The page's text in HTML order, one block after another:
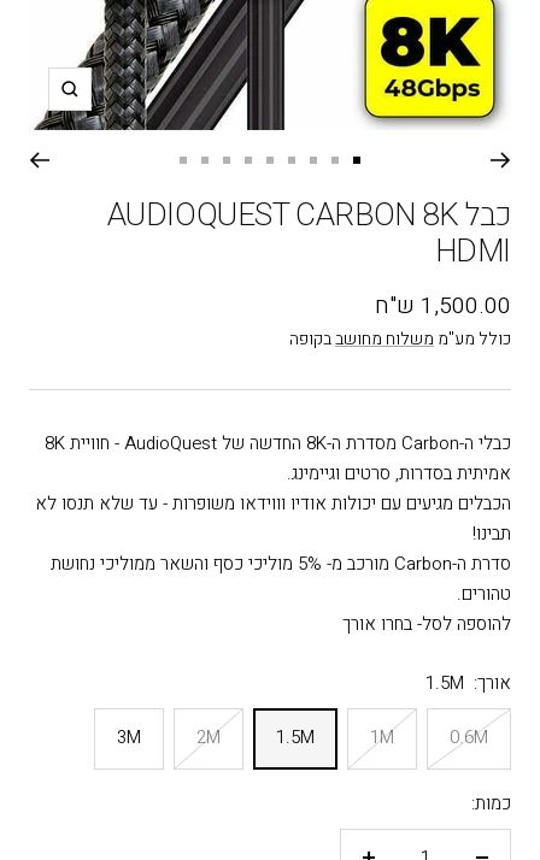
תקריב
שקופית
1
שקופית
2
שקופית
3
שקופית
שקופית
5
שקופית
6
שקופית
7
שקופית
8
שקופית
9
כבל AUDIOQUEST CARBON 8K
HDMI
מחיר
בהנחה
1,500.00 ש"ח
כולל מע"מ משלוח מחושבבקופה
כבלי ה-Carbon מסדרת ה-8K החדשה של AudioQuest - חוויית 8K
אמיתית בסדרות, סרטים וגיימינג.
הכבלים מגיעים עם יכולות אודיו וווידאו משופרות - עד שלא תנסו לא
תבינו!
סדרת ה-Carbon מורכב מ- 5% מוליכי כסף והשאר ממוליכי נחושת
טהורים.
להוספה לסל- בחרו אורך
אורך: 1.5M
0.6M
1M
1.5M
2M
3M
כמות: